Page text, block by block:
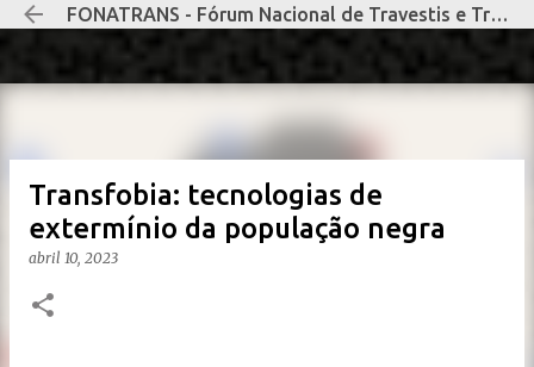
Pular para o conteúdo principal
FONATRANS - Fórum Nacional de Travestis e Transexuais Negras e Negros
Transfobia: tecnologias de
extermínio da população negra
abril 10, 2023